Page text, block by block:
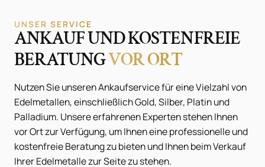
UNSER SERVICE
ANKAUF UND KOSTENFREIE
BERATUNGVOR ORT
Nutzen Sie unseren Ankaufservice für eine Vielzahl von
Edelmetallen, einschließlich Gold, Silber, Platin und
Palladium. Unsere erfahrenen Experten stehen Ihnen
vor Ort zur Verfügung, um Ihnen eine professionelle und
kostenfreie Beratung zu bieten und Ihnen beim Verkauf
Ihrer Edelmetalle zur Seite zu stehen.